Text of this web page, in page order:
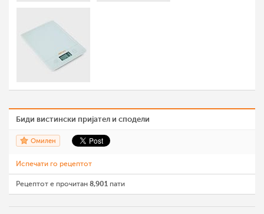
Биди вистински пријател и сподели
Омилен
Испечати го рецептот
Рецептот е прочитан 8,901 пати